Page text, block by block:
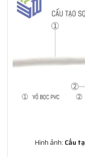
Hình ảnh: Cấu